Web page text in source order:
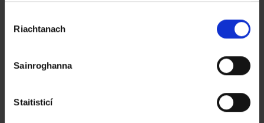
Riachtanach
Sainroghanna
Staitisticí
Éagsúlacht 1
Plean Ceantair Áitiúil Chúil Ghréine
2002